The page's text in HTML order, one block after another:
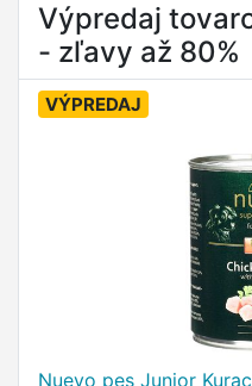
Výpredaj
- zľavy až 80%
VÝPREDAJ
Nuevo pes Junior